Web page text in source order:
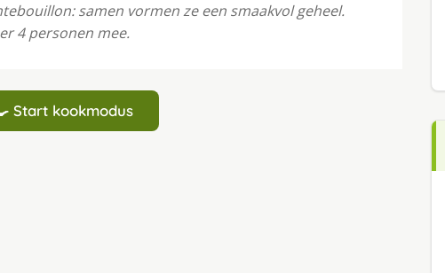
samen vormen ze een smaakvol geheel.
4 personen mee.
Start kookmodus